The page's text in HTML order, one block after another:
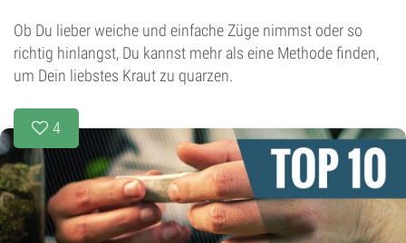
Ob Du lieber weiche und einfache Züge nimmst oder so
richtig hinlangst, Du kannst mehr als eine Methode finden,
um Dein liebstes Kraut zu quarzen.
4